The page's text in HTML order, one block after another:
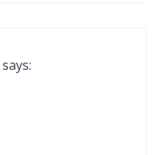
says: